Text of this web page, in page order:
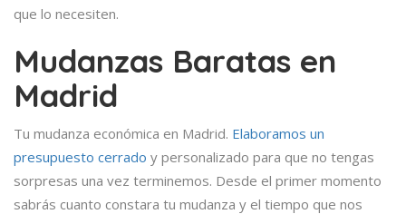
que lo necesiten.
Mudanzas Baratas en
Madrid
Tu mudanza económica en Madrid. Elaboramos un
presupuesto cerrado y personalizado para que no tengas
sorpresas una vez terminemos. Desde el primer momento
sabrás cuanto constara tu mudanza y el tiempo que nos